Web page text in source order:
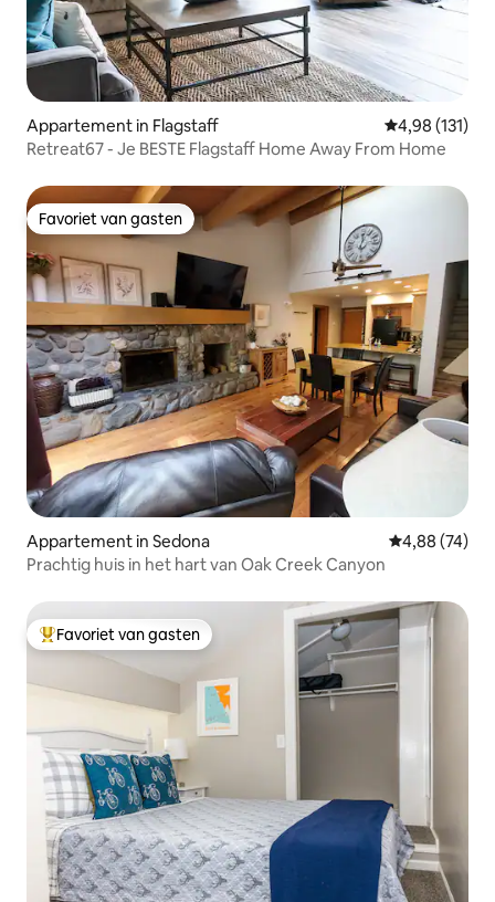
Appartement in Flagstaff Gemiddelde
4,98 (131)
Retreat67 - Je BESTE Flagstaff Home Away From Home
Favoriet van gasten
Favoriet van gasten
Appartement in Sedona Gemiddelde
4,88 (74)
Prachtig huis in het hart van Oak Creek Canyon
Topfavoriet van gasten
Favoriet van gasten